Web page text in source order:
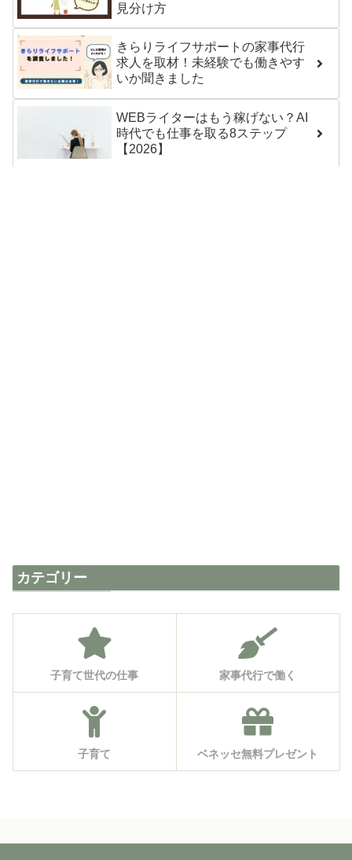
見分け方
きらりライフサポートの家事代行
求人を取材！未経験でも働きやす
いか聞きました
WEBライターはもう稼げない？AI
時代でも仕事を取る8ステップ
【2026】
カテゴリー
子育て世代の仕事 家事代行で働く
子育て ベネッセ無料プレゼント